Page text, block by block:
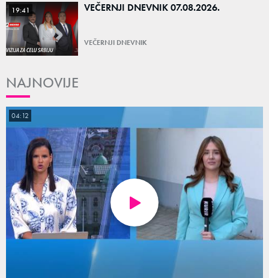
19:41 VEČERNJI DNEVNIK 07.08.2026.
VEČERNJI DNEVNIK
NAJNOVIJE
04:12